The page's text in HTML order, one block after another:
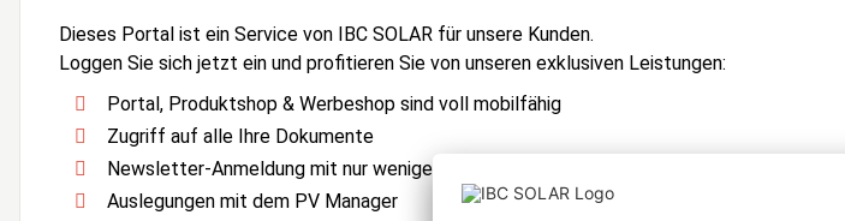
Dieses Portal ist ein Service von IBC SOLAR für unsere Kunden.
Loggen Sie sich jetzt ein und profitieren Sie von unseren exklusiven Leistungen:
Portal, Produktshop & Werbeshop sind voll mobilfähig
Zugriff auf alle Ihre Dokumente
Newsletter-Anmeldung mit nur wenigen Klicks
Auslegungen mit dem PV Manager